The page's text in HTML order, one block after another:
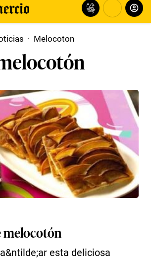
· Melocoton
melocotón
esta deliciosa